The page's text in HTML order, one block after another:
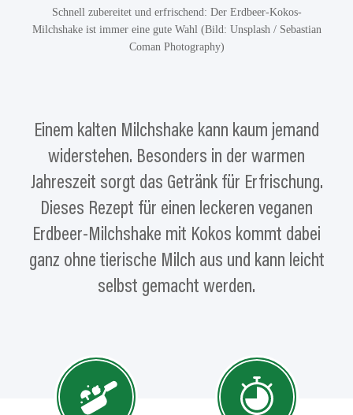
Schnell zubereitet und erfrischend: Der Erdbeer-Kokos-
Milchshake ist immer eine gute Wahl (Bild: Unsplash / Sebastian
Coman Photography)
Einem kalten Milchshake kann kaum jemand
widerstehen. Besonders in der warmen
Jahreszeit sorgt das Getränk für Erfrischung.
Dieses Rezept für einen leckeren veganen
Erdbeer-Milchshake mit Kokos kommt dabei
ganz ohne tierische Milch aus und kann leicht
selbst gemacht werden.